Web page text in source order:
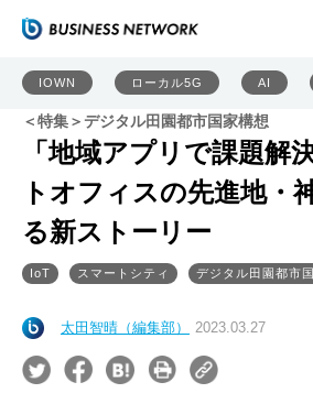
IOWN ローカル5G AI
＜特集＞デジタル田園都市国家構想
「地域アプリで課題解
トオフィスの先進地・
る新ストーリー
IoT スマートシティ デジタル田園都市
太田智晴（編集部） 2023.03.27